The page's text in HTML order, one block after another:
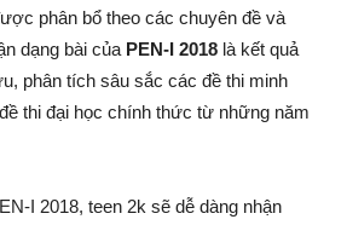
phân bổ theo các chuyên đề và
dạng bài của PEN-I 2018 là kết quả
phân tích sâu sắc các đề thi minh
thi đại học chính thức từ những năm
I 2018, teen 2k sẽ dễ dàng nhận